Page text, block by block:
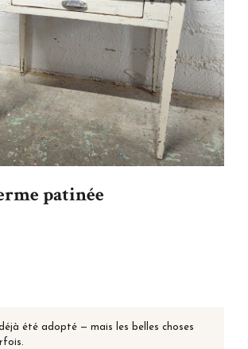
patinée
été adopté — mais les belles choses